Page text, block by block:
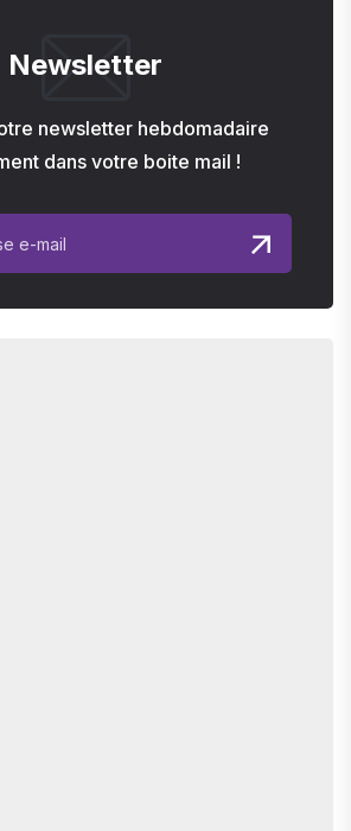
Newsletter
newsletter hebdomadaire
dans votre boite mail !